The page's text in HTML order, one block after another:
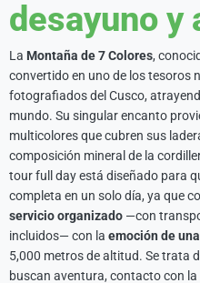
desayuno y
La Montaña de 7 Colores,
convertido en uno de los tesoros
fotografiados del Cusco,
mundo. Su singular encanto
multicolores que cubren sus
composición mineral de la
tour full day está diseñado para
completa en un solo día, ya que
servicio organizado —con
incluidos— con la emoción de
5,000 metros de altitud. Se trata
buscan aventura, contacto con